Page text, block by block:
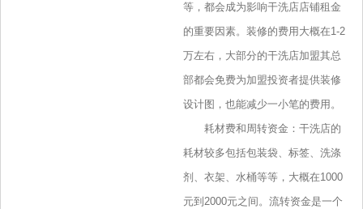
等，都会成为影响干洗店店铺租金
的重要因素。装修的费用大概在1-2
万左右，大部分的干洗店加盟其总
部都会免费为加盟投资者提供装修
设计图，也能减少一小笔的费用。
耗材费和周转资金：干洗店的
耗材较多包括包装袋、标签、洗涤
剂、衣架、水桶等等，大概在1000
元到2000元之间。流转资金是一个